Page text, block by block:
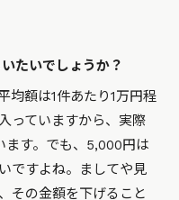
たいでしょうか？
均額は1件あたり1万円程
っていますから、実際
ます。でも、5,000円は
ですよね。ましてや見
その金額を下げること